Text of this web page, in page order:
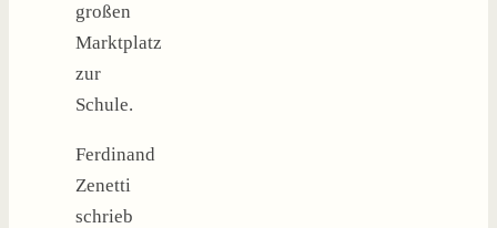
großen
Marktplatz
zur
Schule.
Ferdinand
Zenetti
schrieb